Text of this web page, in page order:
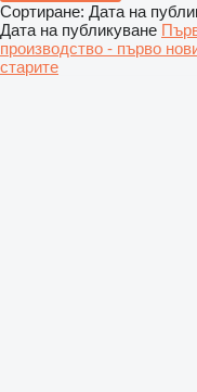
Сортиране: Дата на
Дата на публикуване
производство - първо
старите